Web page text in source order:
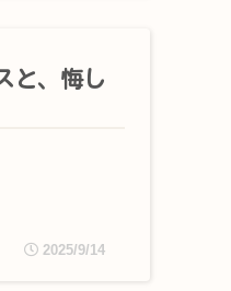
と、悔し
2025/9/14